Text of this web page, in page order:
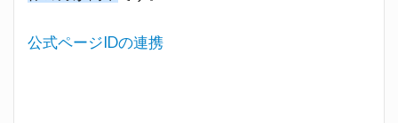
公式ページIDの連携